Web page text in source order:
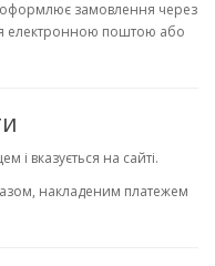
оформлює замовлення через
електронною поштою або
і вказується на сайті.
накладеним платежем